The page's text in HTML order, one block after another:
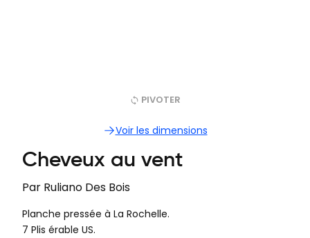
PIVOTER
Voir les dimensions
Cheveux au vent
Par Ruliano Des Bois
Planche pressée à La Rochelle.
7 Plis érable US.